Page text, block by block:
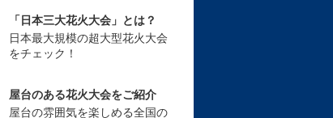
「日本三大花火大会」とは？
日本最大規模の超大型花火大会
をチェック！
屋台のある花火大会をご紹介
屋台の雰囲気を楽しめる全国の